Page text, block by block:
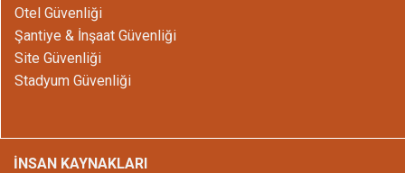
Otel Güvenliği
Şantiye & İnşaat Güvenliği
Site Güvenliği
Stadyum Güvenliği
İNSAN KAYNAKLARI